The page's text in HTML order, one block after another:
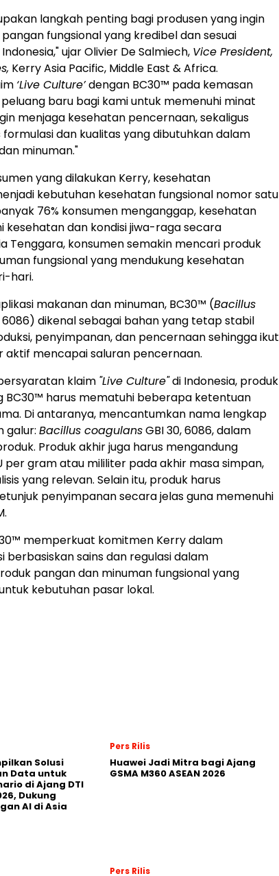
langkah penting bagi produsen yang ingin
fungsional yang kredibel dan sesuai
ujar Olivier De Salmiech, Vice President,
Kerry Asia Pacific, Middle East & Africa.
‘Live Culture’dengan BC30™ pada kemasan
baru bagi kami untuk memenuhi minat
menjaga kesehatan pencernaan, sekaligus
dan kualitas yang dibutuhkan dalam
minuman."
yang dilakukan Kerry, kesehatan
kebutuhan kesehatan fungsional nomor satu
76% konsumen menganggap, kesehatan
kesehatan dan kondisi jiwa-raga secara
Tenggara, konsumen semakin mencari produk
fungsional yang mendukung kesehatan
hari.
makanan dan minuman, BC30™ (Bacillus
6086) dikenal sebagai bahan yang tetap stabil
penyimpanan, dan pencernaan sehingga ikut
aktif mencapai saluran pencernaan.
klaim "Live Culture"di Indonesia, produk
BC30™ harus mematuhi beberapa ketentuan
Di antaranya, mencantumkan nama lengkap
galur: Bacillus coagulansGBI 30, 6086, dalam
Produk akhir juga harus mengandung
per gram atau mililiter pada akhir masa simpan,
yang relevan. Selain itu, produk harus
penyimpanan secara jelas guna memenuhi
memperkuat komitmen Kerry dalam
berbasiskan sains dan regulasi dalam
pangan dan minuman fungsional yang
kebutuhan pasar lokal.
Solusi
Data untuk
di Ajang DTI
Dukung
AI di Asia
Pers Rilis
Huawei Jadi Mitra bagi Ajang
GSMA M360 ASEAN 2026
Pers Rilis